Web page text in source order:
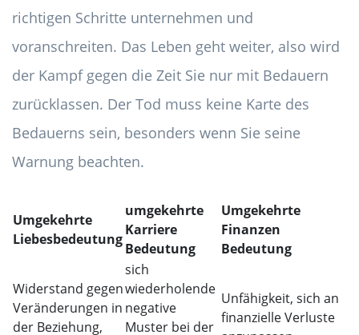
richtigen Schritte unternehmen und
voranschreiten. Das Leben geht weiter, also wird
der Kampf gegen die Zeit Sie nur mit Bedauern
zurücklassen. Der Tod muss keine Karte des
Bedauerns sein, besonders wenn Sie seine
Warnung beachten.
Umgekehrte
Liebesbedeutung
umgekehrte
Karriere
Bedeutung
Umgekehrte
Finanzen
Bedeutung
Widerstand gegen
Veränderungen in
der Beziehung,
sich
wiederholende
negative
Muster bei der
Unfähigkeit, sich an
finanzielle Verluste